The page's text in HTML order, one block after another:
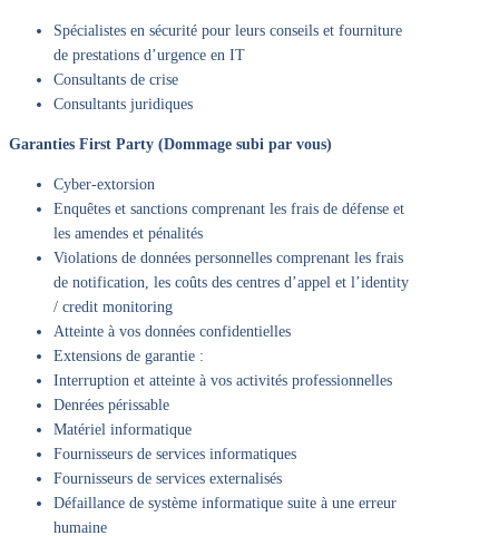
Spécialistes en sécurité pour leurs conseils et fourniture
de prestations d’urgence en IT
Consultants de crise
Consultants juridiques
Garanties First Party (Dommage subi par vous)
Cyber-extorsion
Enquêtes et sanctions comprenant les frais de défense et
les amendes et pénalités
Violations de données personnelles comprenant les frais
de notification, les coûts des centres d’appel et l’identity
/ credit monitoring
Atteinte à vos données confidentielles
Extensions de garantie :
Interruption et atteinte à vos activités professionnelles
Denrées périssable
Matériel informatique
Fournisseurs de services informatiques
Fournisseurs de services externalisés
Défaillance de système informatique suite à une erreur
humaine